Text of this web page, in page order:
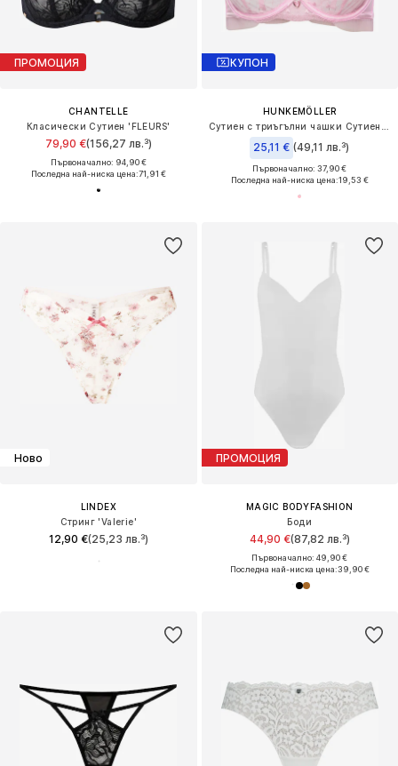
ПРОМОЦИЯ
CHANTELLE
Класически Сутиен 'FLEURS'
79,90 €(156,27 лв.³)
Първоначално: 94,90 €
Последна най-ниска цена:71,91 €
КУПОН
HUNKEMÖLLER
25,11 € (49,11 лв.³)
Първоначално: 37,90 €
Последна най-ниска цена:19,53 €
Ново
LINDEX
Стринг 'Valerie'
12,90 €(25,23 лв.³)
ПРОМОЦИЯ
MAGIC BODYFASHION
Боди
44,90 €(87,82 лв.³)
Първоначално: 49,90 €
Последна най-ниска цена:39,90 €